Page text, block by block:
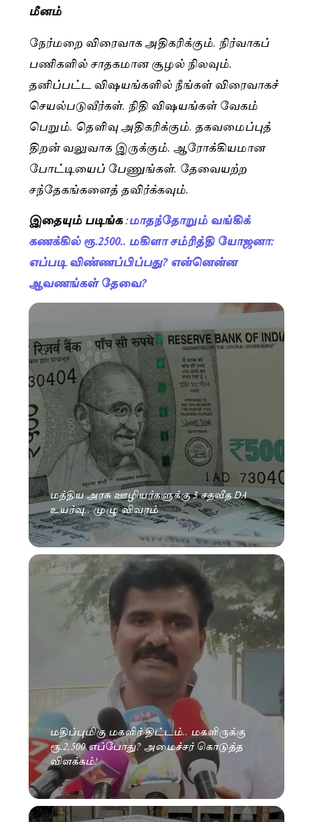
மீனம்
நேர்மறை விரைவாக அதிகரிக்கும். நிர்வாகப்
பணிகளில் சாதகமான சூழல் நிலவும்.
தனிப்பட்ட விஷயங்களில் நீங்கள் விரைவாகச்
செயல்படுவீர்கள். நிதி விஷயங்கள் வேகம்
பெறும். தெளிவு அதிகரிக்கும். தகவமைப்புத்
திறன் வலுவாக இருக்கும். ஆரோக்கியமான
போட்டியைப் பேணுங்கள். தேவையற்ற
சந்தேகங்களைத் தவிர்க்கவும்.
இதையும் படிங்க:மாதந்தோறும் வங்கிக்
கணக்கில் ரூ.2500.. மகிளா சம்ரித்தி யோஜனா:
எப்படி விண்ணப்பிப்பது? என்னென்ன
ஆவணங்கள் தேவை?
மத்திய அரசு ஊழியர்களுக்கு 3 சதவீத DA
உயர்வு.. முழு விவரம்
மதிப்புமிகு மகளிர் திட்டம்.. மகளிருக்கு
ரூ.2,500 எப்போது? அமைச்சர் கொடுத்த
விளக்கம்!